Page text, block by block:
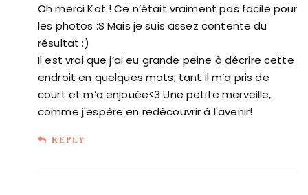
Oh merci Kat ! Ce n’était vraiment pas facile pour
les photos :S Mais je suis assez contente du
résultat :)
Il est vrai que j’ai eu grande peine à décrire cette
endroit en quelques mots, tant il m’a pris de
court et m’a enjouée<3 Une petite merveille,
comme j'espère en redécouvrir à l'avenir!
REPLY